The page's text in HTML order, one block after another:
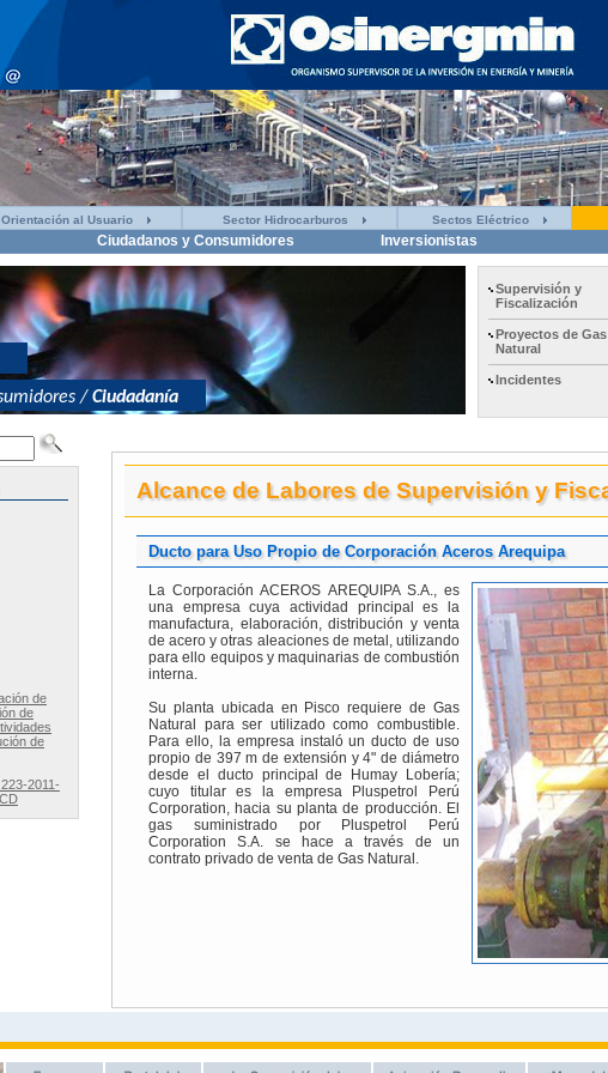
Orientación al Usuario Sector Hidrocarburos Sectos Eléctrico
Ciudadanos y Consumidores Inversionistas
Supervisión y
Fiscalización
Proyectos de Gas
Natural
Incidentes